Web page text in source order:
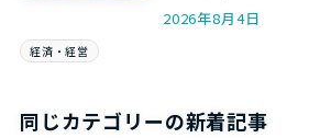
2026年8月4日
経済・経営
同じカテゴリーの新着記事